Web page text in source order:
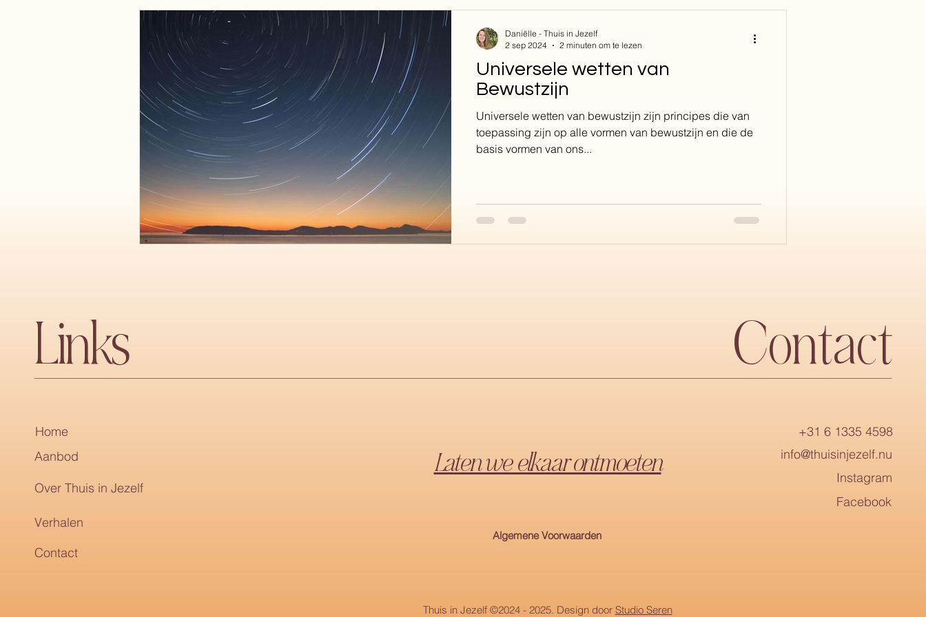
Universele wetten van
Bewustzijn
Universele wetten van bewustzijn zijn principes die van
toepassing zijn op alle vormen van bewustzijn en die de
basis vormen van ons...
Daniëlle - Thuis in Jezelf
2 sep 2024
2 minuten om te lezen
Links
Home
Aanbod
Over Thuis in Jezelf
Verhalen
Laten we elkaar ontmoeten
Algemene Voorwaarden
Contact
Thuis in Jezelf ©2024 - 2025. Design door Studio Seren
Contact
+31 6 1335 4598
info@thuisinjezelf.nu
Instagram
Facebook